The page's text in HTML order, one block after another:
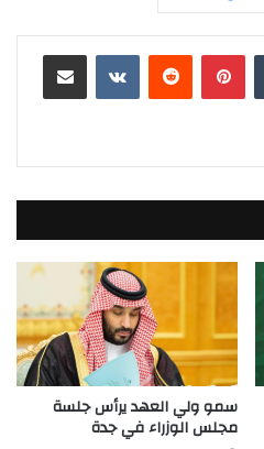
بينتيريست مشاركة عبر البريد
سمو ولي العهد يرأس جلسة
مجلس الوزراء في جدة